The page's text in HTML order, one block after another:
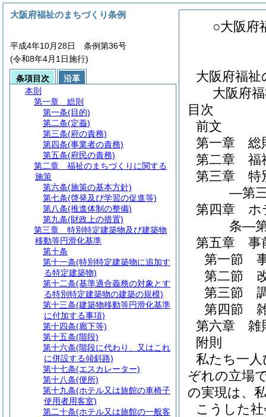
○大阪府
大阪府福
大阪府
目次
前文
第一章
総
第二章
福
第三章
特
―第
第四章
ホ
条―
第五章
事
第一節
第二節
第三節
第四節
第六章
雑
附則
私たち一
ぞれの立場
の実現は、
こうした
大阪府福祉のまちづくり条例
平成4年10月28日 条例第36号
(令和8年4月1日施行)
条項目次
沿革
本則
第一章
総則
第一条(目的)
第二条(定義)
第三条(府の責務)
第四条(事業者の責務)
第五条(府民の責務)
第二章
福祉のまちづくりに関する
施策
第六条(施策の基本方針)
第七条(啓発及び学習の促進等)
第八条(推進体制の整備)
第九条(財政上の措置)
第三章
特別特定建築物及び建築物
移動等円滑化基準
第十条
第十一条(特別特定建築物に追加す
る特定建築物)
第十二条(基準適合義務の対象とす
る特別特定建築物の建築の規模)
第十三条(建築物移動等円滑化基準
に付加する事項)
第十四条(廊下等)
第十五条(階段)
第十六条(階段に代わり、又はこれ
に併設する傾斜路)
第十七条(エスカレーター)
第十八条(便所)
第十九条(ホテル又は旅館の車椅子
使用者用客室)
第二十条(ホテル又は旅館の一般客